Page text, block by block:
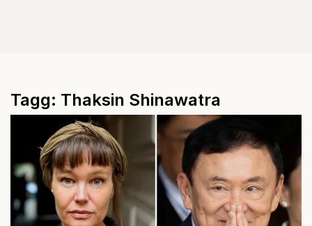
Tagg: Thaksin Shinawatra